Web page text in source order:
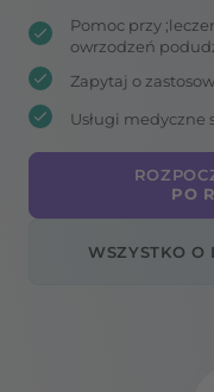
Pomoc przy
owrzodzeń
Zapytaj o
Usługi
PO
WSZYSTKO O